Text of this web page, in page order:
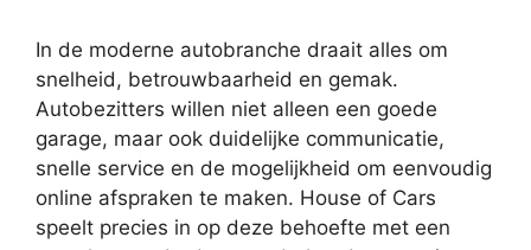
In de moderne autobranche draait alles om
snelheid, betrouwbaarheid en gemak.
Autobezitters willen niet alleen een goede
garage, maar ook duidelijke communicatie,
snelle service en de mogelijkheid om eenvoudig
online afspraken te maken. House of Cars
speelt precies in op deze behoefte met een